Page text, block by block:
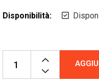
Disponibilità: